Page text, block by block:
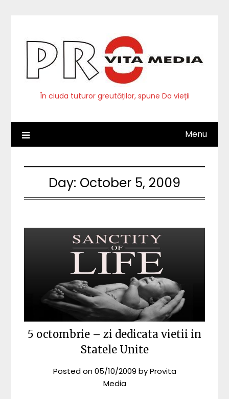
În ciuda tuturor greutăților, spune Da vieții
Menu
Day: October 5, 2009
5 octombrie – zi dedicata vietii in
Statele Unite
Posted on05/10/2009 byProvita
Media